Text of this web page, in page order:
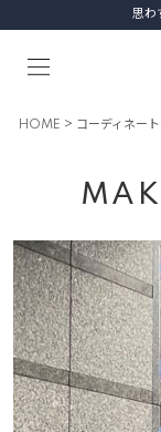
思わ
HOME コーディネー